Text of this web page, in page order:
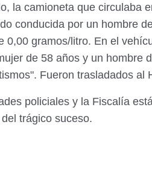
la camioneta que circulaba
conducida por un hombre
0,00 gramos/litro. En el
de 58 años y un hombre
Fueron trasladados al
policiales y la Fiscalía
trágico suceso.